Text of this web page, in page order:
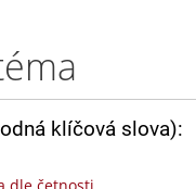
klíčová slova):